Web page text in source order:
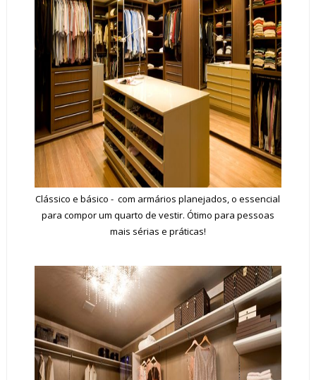
Clássico e básico - com armários planejados, o essencial
para compor um quarto de vestir. Ótimo para pessoas
mais sérias e práticas!